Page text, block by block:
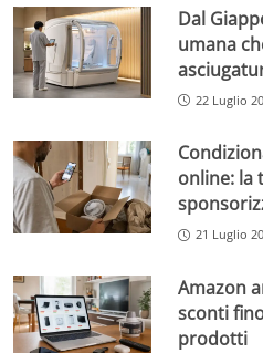
Dal
umana
22 Luglio
online: la
21 Luglio
Amazon
sconti
prodotti